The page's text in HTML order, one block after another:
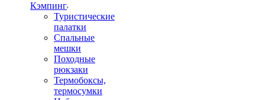
Кэмпинг
Туристические
палатки
Спальные
мешки
Походные
рюкзаки
Термобоксы,
термосумки